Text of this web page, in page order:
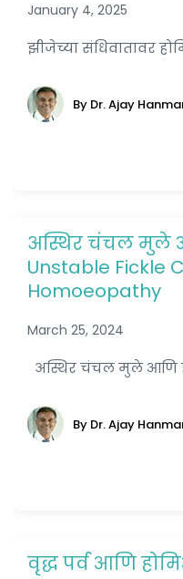
January 4, 2025
झीजेच्या संधिवातावर
By Dr. Ajay
अस्थिर चंचल मुले
Unstable Fickle
Homoeopathy
March 25, 2024
अस्थिर चंचल मुले आणि
By Dr. Ajay
वृद्ध पर्व आणि